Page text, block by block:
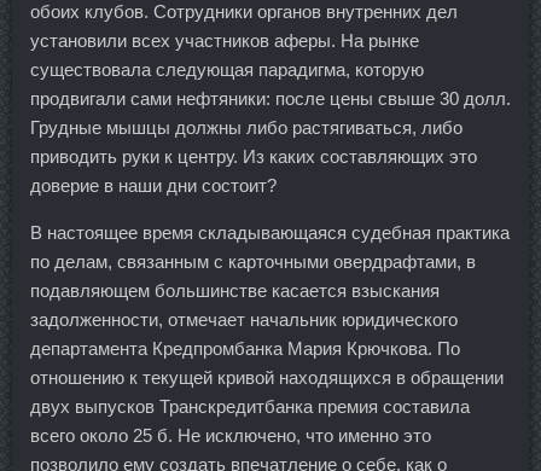
обоих клубов. Сотрудники органов внутренних дел
установили всех участников аферы. На рынке
существовала следующая парадигма, которую
продвигали сами нефтяники: после цены свыше 30 долл.
Грудные мышцы должны либо растягиваться, либо
приводить руки к центру. Из каких составляющих это
доверие в наши дни состоит?
В настоящее время складывающаяся судебная практика
по делам, связанным с карточными овердрафтами, в
подавляющем большинстве касается взыскания
задолженности, отмечает начальник юридического
департамента Кредпромбанка Мария Крючкова. По
отношению к текущей кривой находящихся в обращении
двух выпусков Транскредитбанка премия составила
всего около 25 б. Не исключено, что именно это
позволило ему создать впечатление о себе, как о